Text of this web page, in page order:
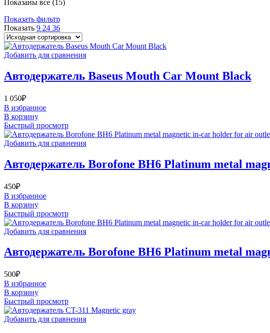
Показаны все (15)
Показать фильтр
Показать 9 24 36
Добавить для сравнения
Автодержатель Baseus Mouth Car Mount Black
1 050₽
В избранное
В корзину
Быстрый просмотр
Добавить для сравнения
Автодержатель Borofone BH6 Platinum metal
450₽
В избранное
В корзину
Быстрый просмотр
Добавить для сравнения
Автодержатель Borofone BH6 Platinum metal
500₽
В избранное
В корзину
Быстрый просмотр
Добавить для сравнения